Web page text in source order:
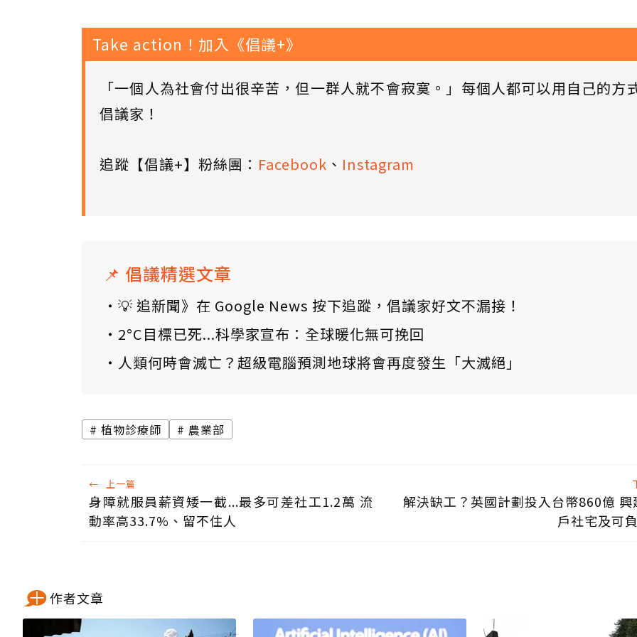
Take action！加入《倡議+》
「一個人為社會付出很辛苦，但一群人就不會寂寞。」每個人都可以用自己的方
倡議家！
追蹤【倡議+】粉絲團： Facebook 、 Instagram
📌 倡議精選文章
💡 追新聞》在 Google News 按下追蹤，倡議家好文不漏接！
2°C目標已死...科學家宣布：全球暖化無可挽回
人類何時會滅亡？超級電腦預測地球將會再度發生「大滅絕」
植物診療師 農業部
← 上一篇
身障就服員薪資矮一截...最多可差社工1.2萬 流
動率高33.7%、留不住人
解決缺工？英國計劃投入台幣860億
戶社宅及可
作者文章